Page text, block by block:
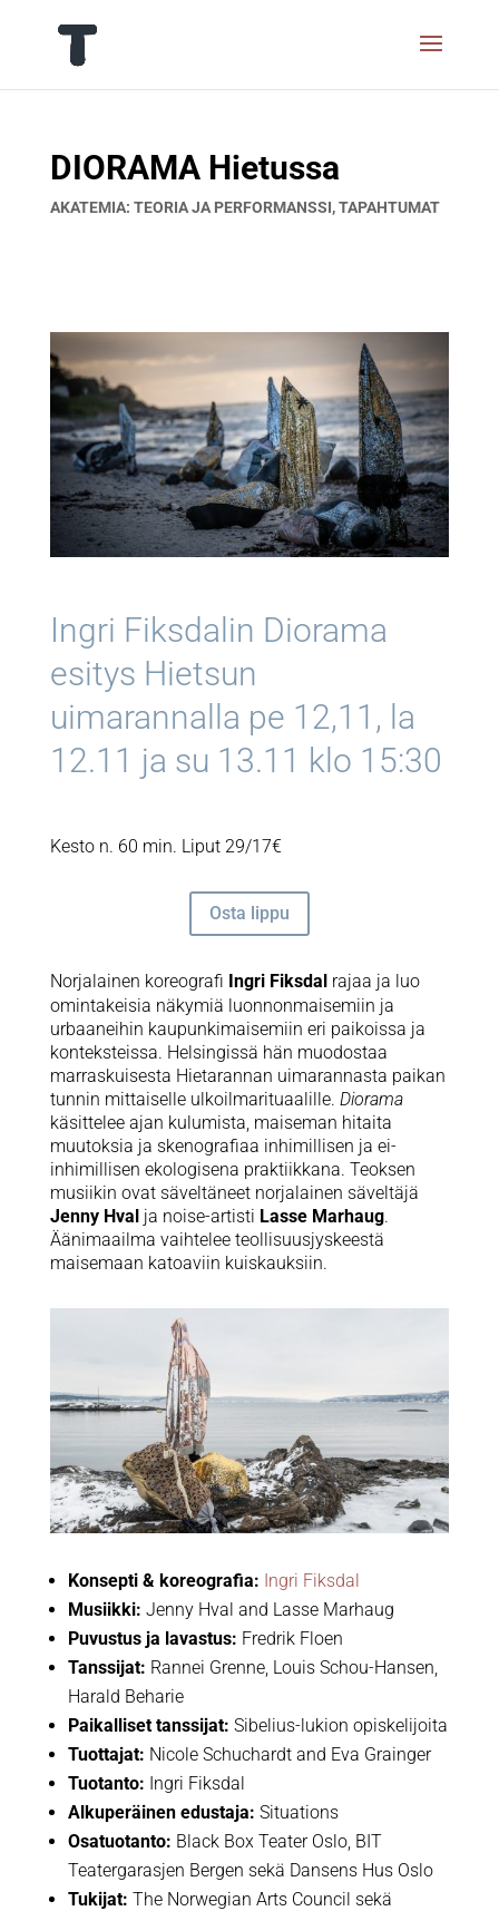
DIORAMA Hietussa
AKATEMIA: TEORIA JA PERFORMANSSI,TAPAHTUMAT
Ingri Fiksdalin Diorama
esitys Hietsun
uimarannalla pe 12,11, la
12.11 ja su 13.11 klo 15:30
Kesto n. 60 min. Liput 29/17€
Osta lippu
Norjalainen koreografi Ingri Fiksdal rajaa ja luo
omintakeisia näkymiä luonnonmaisemiin ja
urbaaneihin kaupunkimaisemiin eri paikoissa ja
konteksteissa. Helsingissä hän muodostaa
marraskuisesta Hietarannan uimarannasta paikan
tunnin mittaiselle ulkoilmarituaalille. Diorama
käsittelee ajan kulumista, maiseman hitaita
muutoksia ja skenografiaa inhimillisen ja ei-
inhimillisen ekologisena praktiikkana. Teoksen
musiikin ovat säveltäneet norjalainen säveltäjä
Jenny Hval ja noise-artisti Lasse Marhaug.
Äänimaailma vaihtelee teollisuusjyskeestä
maisemaan katoaviin kuiskauksiin.
Konsepti & koreografia: Ingri Fiksdal
Musiikki: Jenny Hval and Lasse Marhaug
Puvustus ja lavastus: Fredrik Floen
Tanssijat: Rannei Grenne, Louis Schou-Hansen,
Harald Beharie
Paikalliset tanssijat: Sibelius-lukion opiskelijoita
Tuottajat: Nicole Schuchardt and Eva Grainger
Tuotanto: Ingri Fiksdal
Alkuperäinen edustaja: Situations
Osatuotanto: Black Box Teater Oslo, BIT
Teatergarasjen Bergen sekä Dansens Hus Oslo
Tukijat: The Norwegian Arts Council sekä